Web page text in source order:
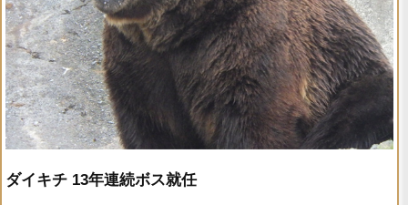
ダイキチ 13年連続ボス就任